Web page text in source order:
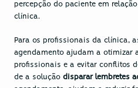
percepção do paciente em
clínica.
Para os profissionais da clínica,
agendamento ajudam a otimizar
profissionais e a evitar conflitos
de a solução disparar lembretes